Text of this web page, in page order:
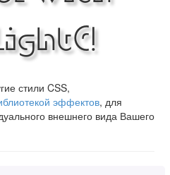
стили CSS,
эффектов, для
внешнего вида Вашего